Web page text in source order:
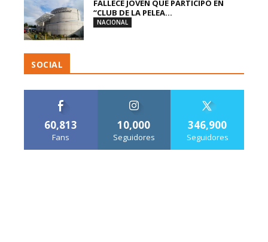
FALLECE JOVEN QUE PARTICIPÓ EN
“CLUB DE LA PELEA...
NACIONAL
SOCIAL
60,813
Fans
10,000
Seguidores
346,900
Seguidores